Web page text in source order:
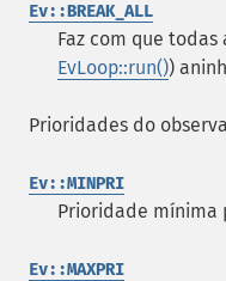
Ev::BREAK_ALL
Faz com que todas
EvLoop::run())
Prioridades do
Ev::MINPRI
Prioridade mínima
Ev::MAXPRI